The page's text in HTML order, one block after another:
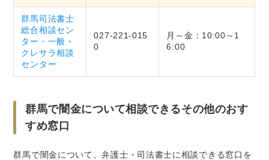
群馬司法書士
総合相談セン
ター・一般・
クレサラ相談
センター
027-221-015
0
月～金：10:00～1
6:00
群馬で闇金について相談できるその他のおす
すめ窓口
群馬で闇金について、弁護士・司法書士に相談できる窓口を